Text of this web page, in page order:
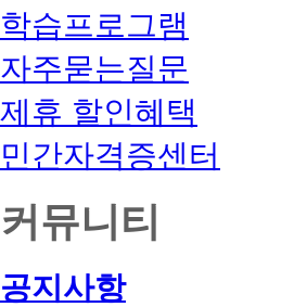
학습프로그램
자주묻는질문
제휴 할인혜택
민간자격증센터
커뮤니티
공지사항